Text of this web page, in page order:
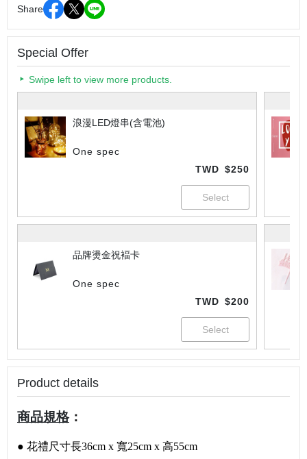
Share
Special Offer
Swipe left to view more products.
浪漫LED燈串(含電池)
One spec
TWD $250
品牌燙金祝褔卡
One spec
TWD $200
Product details
商品規格：
● 花禮尺寸長36cm x 寬25cm x 高55cm